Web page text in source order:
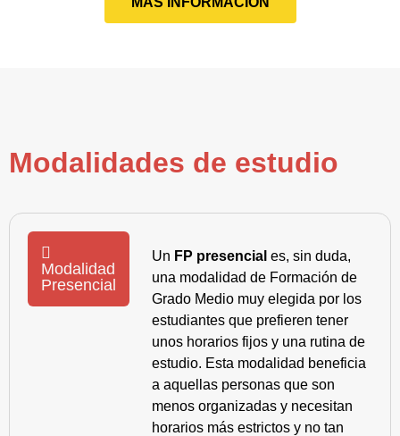
Modalidades de estudio
Modalidad
Presencial
Un FP presencial es, sin duda,
una modalidad de Formación de
Grado Medio muy elegida por los
estudiantes que prefieren tener
unos horarios fijos y una rutina de
estudio. Esta modalidad beneficia
a aquellas personas que son
menos organizadas y necesitan
horarios más estrictos y no tan